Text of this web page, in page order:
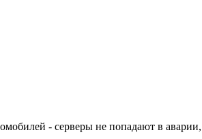
- серверы не попадают в